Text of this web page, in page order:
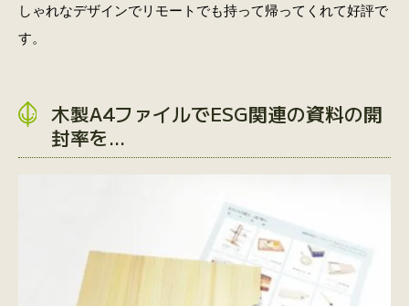
しゃれなデザインでリモートでも持って帰ってくれて好評で
す。
木製A4ファイルでESG関連の資料の開
封率を…